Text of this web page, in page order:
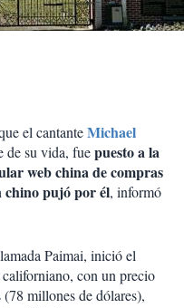
el cantanteMichael
de su vida, fuepuesto a la
web china de compras
chino pujó por él, informó
Paimai, inició el
californiano, con un precio
millones de dólares),